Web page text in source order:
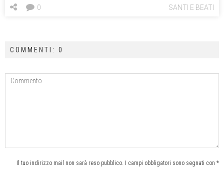
SANTI E BEATI
0
COMMENTI: 0
Il tuo indirizzo mail non sarà reso pubblico. I campi obbligatori sono segnati con *